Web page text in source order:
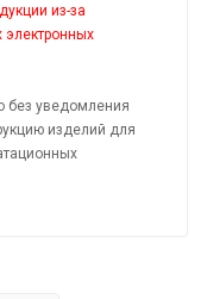
из-за
электронных
без уведомления
изделий для